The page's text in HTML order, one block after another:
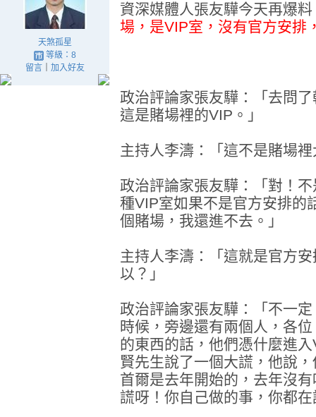
天煞孤星
等級：8
留言｜ 加入好友
資深媒體人張友驊今天再爆
場，是VIP室，沒有官方安排
政治評論家張友驊：「去問
這是賭場裡的VIP。」
主持人李濤：「這不是賭場
政治評論家張友驊：「對！
種VIP室如果不是官方安排的
個賭場，我還進不去。」
主持人李濤：「這就是官方
以？」
政治評論家張友驊：「不一
時候，旁邊還有兩個人，各
的東西的話，他們憑什麼進
賢先生說了一個大謊，他說
首爾是去年開始的，去年沒
謊呀！你自己做的事，你都